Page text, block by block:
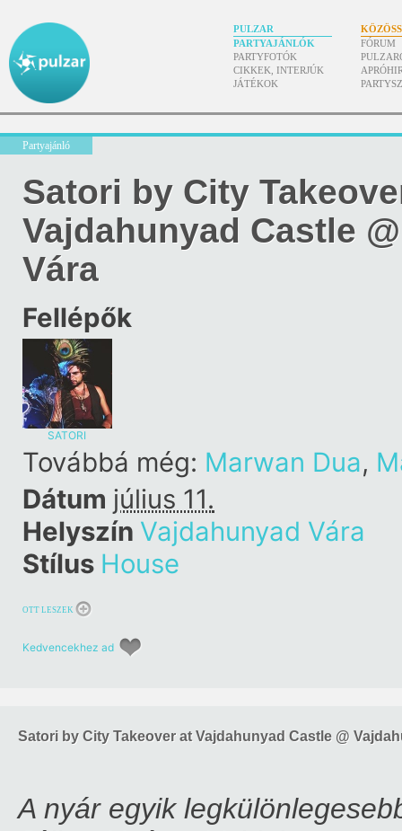
PULZAR
PARTYAJÁNLÓK
PARTYFOTÓK
CIKKEK, INTERJÚK
JÁTÉKOK
FÓRUM
Partyajánló
Satori by City
Vajdahunyad Castle
Vára
Fellépők
SATORI
Továbbá még: Marwan Dua,
Dátum július 11.
Helyszín Vajdahunyad Vára
Stílus House
OTT LESZEK
Kedvencekhez ad
Satori by City Takeover at Vajdahunyad Castle @
A nyár egyik